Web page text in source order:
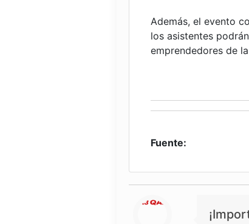
Además, el evento
los asistentes
emprendedores de
Fuente: